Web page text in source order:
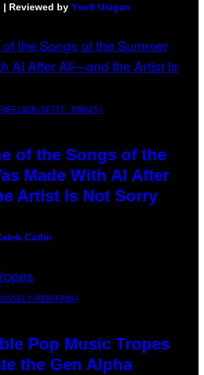
| Reviewed by Ysolt Usigan
GETTY IMAGES)
of the Songs of the
Made With AI After
Artist Is Not Sorry
Catlin
REDFERNS)
Pop Music Tropes
the Gen Alpha